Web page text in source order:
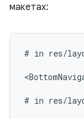
макетах:
# in res/
# in res/